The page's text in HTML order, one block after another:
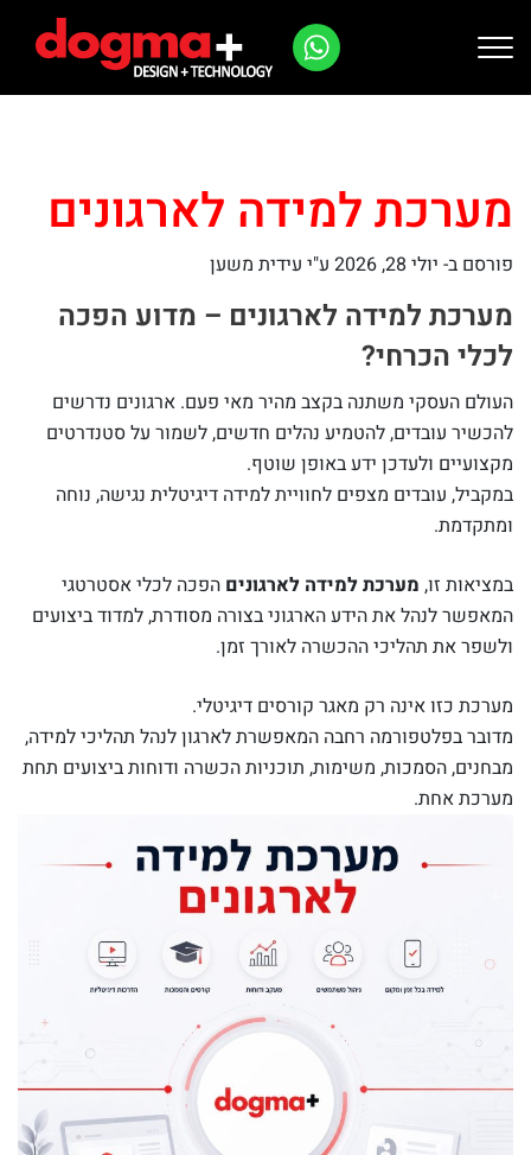
מערכת למידה לארגונים
פורסם ב- יולי 28, 2026 ע"י עידית משען
מערכת למידה לארגונים – מדוע הפכה
לכלי הכרחי?
העולם העסקי משתנה בקצב מהיר מאי פעם. ארגונים נדרשים
להכשיר עובדים, להטמיע נהלים חדשים, לשמור על סטנדרטים
מקצועיים ולעדכן ידע באופן שוטף.
במקביל, עובדים מצפים לחוויית למידה דיגיטלית נגישה, נוחה
ומתקדמת.
במציאות זו, מערכת למידה לארגונים הפכה לכלי אסטרטגי
המאפשר לנהל את הידע הארגוני בצורה מסודרת, למדוד ביצועים
ולשפר את תהליכי ההכשרה לאורך זמן.
מערכת כזו אינה רק מאגר קורסים דיגיטלי.
מדובר בפלטפורמה רחבה המאפשרת לארגון לנהל תהליכי למידה,
מבחנים, הסמכות, משימות, תוכניות הכשרה ודוחות ביצועים תחת
מערכת אחת.